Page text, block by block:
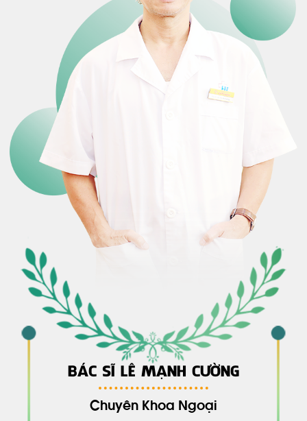
BÁC SĨ LÊ MẠNH CƯỜNG
Chuyên Khoa Ngoại